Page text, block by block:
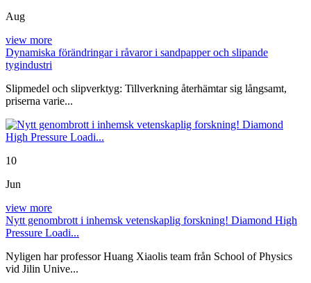
Aug
view more
Dynamiska förändringar i råvaror i sandpapper och slipande
tygindustri
Slipmedel och slipverktyg: Tillverkning återhämtar sig långsamt,
priserna varie...
10
Jun
view more
Nytt genombrott i inhemsk vetenskaplig forskning! Diamond High
Pressure Loadi...
Nyligen har professor Huang Xiaolis team från School of Physics
vid Jilin Unive...